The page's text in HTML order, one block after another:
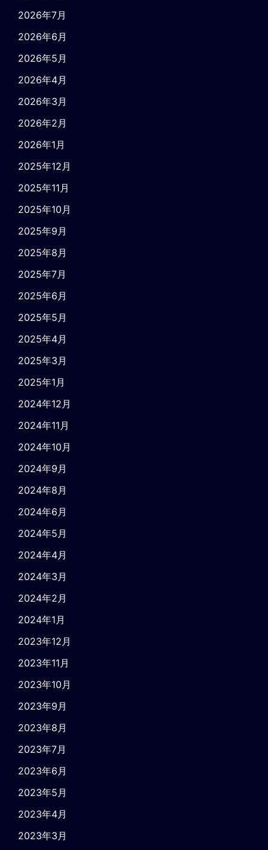
2026年7月
2026年6月
2026年5月
2026年4月
2026年3月
2026年2月
2026年1月
2025年12月
2025年11月
2025年10月
2025年9月
2025年8月
2025年7月
2025年6月
2025年5月
2025年4月
2025年3月
2025年1月
2024年12月
2024年11月
2024年10月
2024年9月
2024年8月
2024年6月
2024年5月
2024年4月
2024年3月
2024年2月
2024年1月
2023年12月
2023年11月
2023年10月
2023年9月
2023年8月
2023年7月
2023年6月
2023年5月
2023年4月
2023年3月